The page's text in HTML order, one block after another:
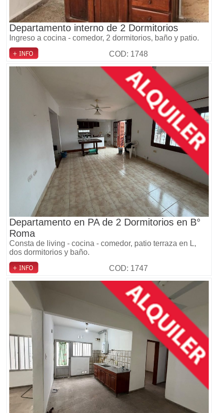
Departamento interno de 2 Dormitorios
Ingreso a cocina - comedor, 2 dormitorios, baño y patio.
COD: 1748
Departamento en PA de 2 Dormitorios en B°
Roma
Consta de living - cocina - comedor, patio terraza en L,
dos dormitorios y baño.
COD: 1747